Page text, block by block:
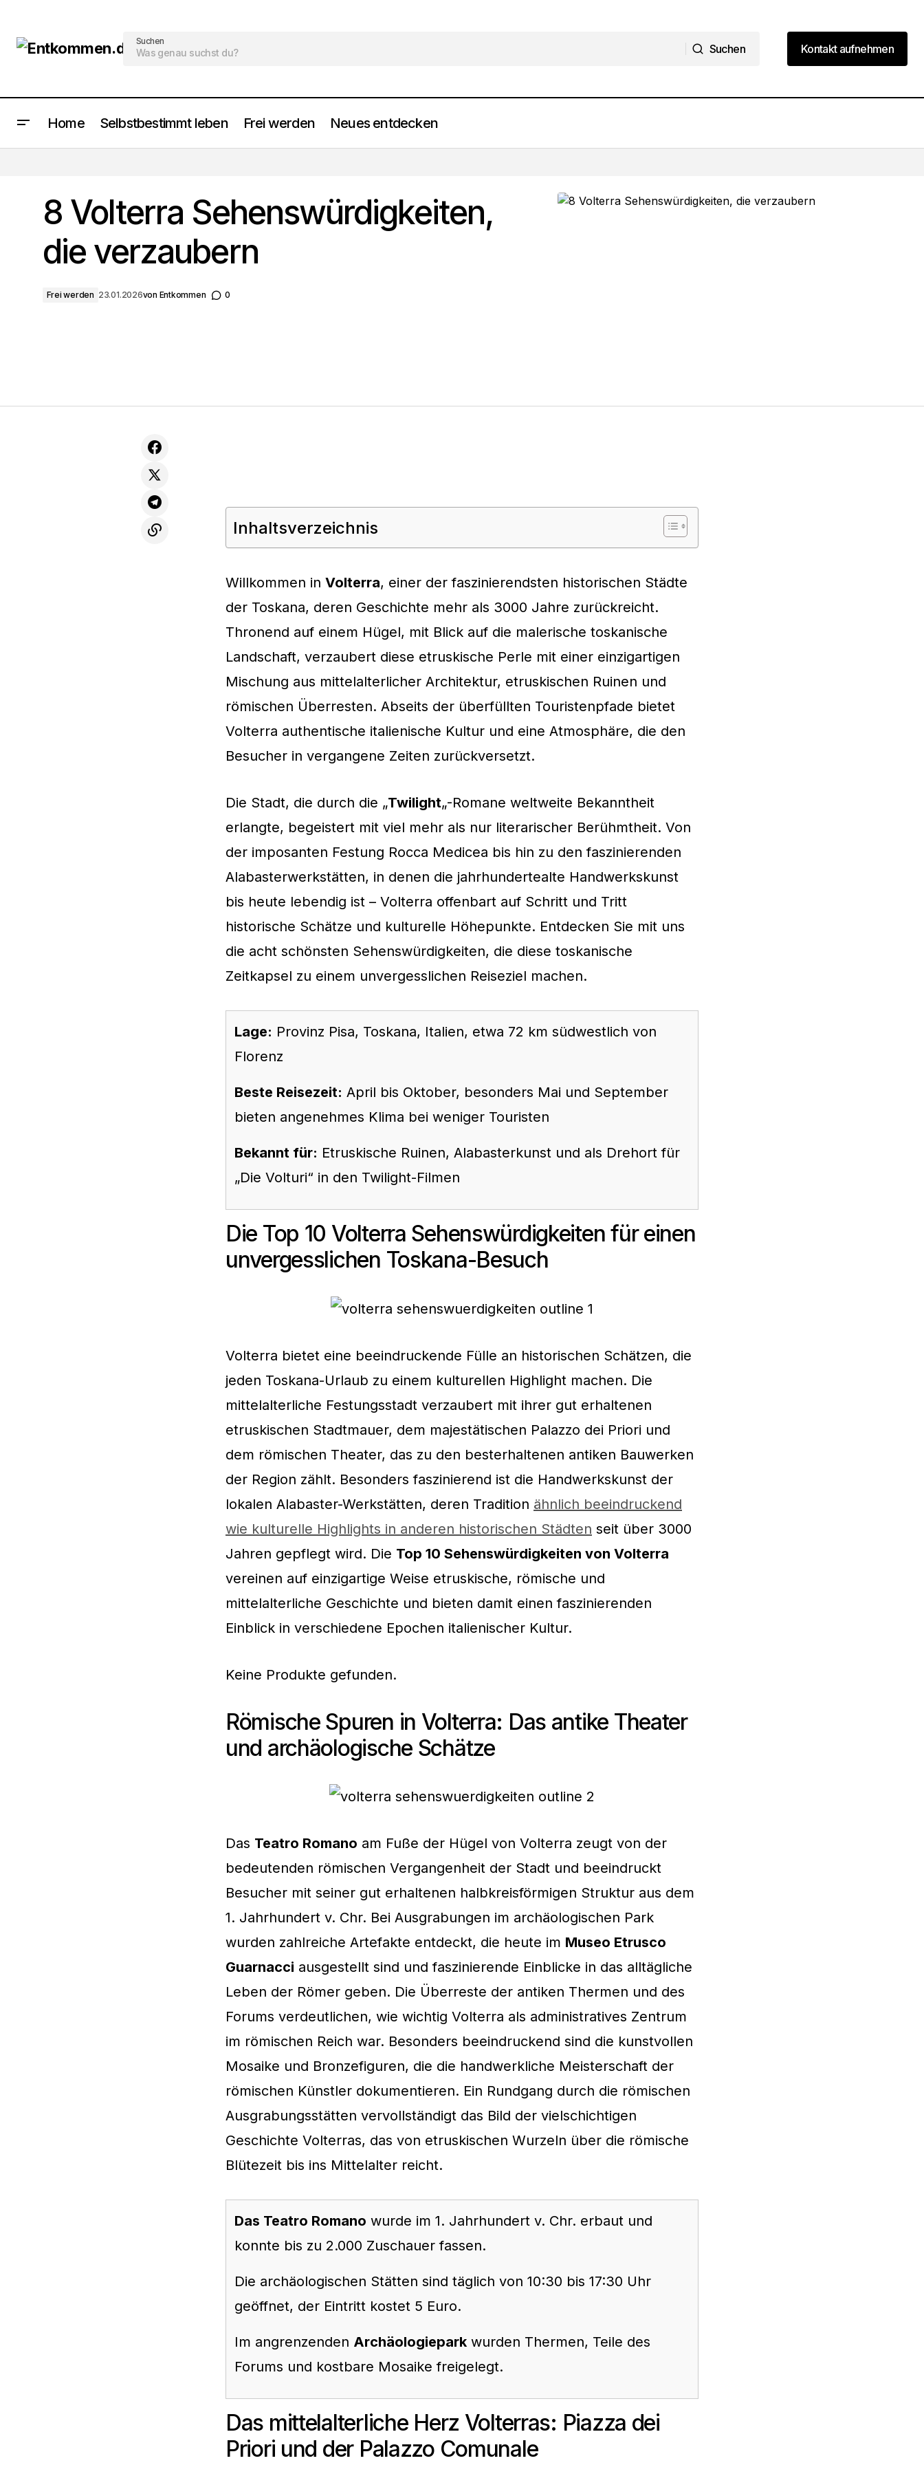
Suchen
Suchen
Kontakt aufnehmen
Kontakt aufnehmen
Home Selbstbestimmt leben Frei werden Neues entdecken
8 Volterra Sehenswürdigkeiten,
die verzaubern
Frei werden 23.01.2026von Entkommen 0
Inhaltsverzeichnis
Willkommen in Volterra, einer der faszinierendsten historischen Städte
der Toskana, deren Geschichte mehr als 3000 Jahre zurückreicht.
Thronend auf einem Hügel, mit Blick auf die malerische toskanische
Landschaft, verzaubert diese etruskische Perle mit einer einzigartigen
Mischung aus mittelalterlicher Architektur, etruskischen Ruinen und
römischen Überresten. Abseits der überfüllten Touristenpfade bietet
Volterra authentische italienische Kultur und eine Atmosphäre, die den
Besucher in vergangene Zeiten zurückversetzt.
Die Stadt, die durch die „Twilight„-Romane weltweite Bekanntheit
erlangte, begeistert mit viel mehr als nur literarischer Berühmtheit. Von
der imposanten Festung Rocca Medicea bis hin zu den faszinierenden
Alabasterwerkstätten, in denen die jahrhundertealte Handwerkskunst
bis heute lebendig ist – Volterra offenbart auf Schritt und Tritt
historische Schätze und kulturelle Höhepunkte. Entdecken Sie mit uns
die acht schönsten Sehenswürdigkeiten, die diese toskanische
Zeitkapsel zu einem unvergesslichen Reiseziel machen.
Lage: Provinz Pisa, Toskana, Italien, etwa 72 km südwestlich von
Florenz
Beste Reisezeit: April bis Oktober, besonders Mai und September
bieten angenehmes Klima bei weniger Touristen
Bekannt für: Etruskische Ruinen, Alabasterkunst und als Drehort für
„Die Volturi“ in den Twilight-Filmen
Die Top 10 Volterra Sehenswürdigkeiten für einen
unvergesslichen Toskana-Besuch
Volterra bietet eine beeindruckende Fülle an historischen Schätzen, die
jeden Toskana-Urlaub zu einem kulturellen Highlight machen. Die
mittelalterliche Festungsstadt verzaubert mit ihrer gut erhaltenen
etruskischen Stadtmauer, dem majestätischen Palazzo dei Priori und
dem römischen Theater, das zu den besterhaltenen antiken Bauwerken
der Region zählt. Besonders faszinierend ist die Handwerkskunst der
lokalen Alabaster-Werkstätten, deren Tradition ähnlich beeindruckend
wie kulturelle Highlights in anderen historischen Städten seit über 3000
Jahren gepflegt wird. Die Top 10 Sehenswürdigkeiten von Volterra
vereinen auf einzigartige Weise etruskische, römische und
mittelalterliche Geschichte und bieten damit einen faszinierenden
Einblick in verschiedene Epochen italienischer Kultur.
Keine Produkte gefunden.
Römische Spuren in Volterra: Das antike Theater
und archäologische Schätze
Das Teatro Romano am Fuße der Hügel von Volterra zeugt von der
bedeutenden römischen Vergangenheit der Stadt und beeindruckt
Besucher mit seiner gut erhaltenen halbkreisförmigen Struktur aus dem
1. Jahrhundert v. Chr. Bei Ausgrabungen im archäologischen Park
wurden zahlreiche Artefakte entdeckt, die heute im Museo Etrusco
Guarnacci ausgestellt sind und faszinierende Einblicke in das alltägliche
Leben der Römer geben. Die Überreste der antiken Thermen und des
Forums verdeutlichen, wie wichtig Volterra als administratives Zentrum
im römischen Reich war. Besonders beeindruckend sind die kunstvollen
Mosaike und Bronzefiguren, die die handwerkliche Meisterschaft der
römischen Künstler dokumentieren. Ein Rundgang durch die römischen
Ausgrabungsstätten vervollständigt das Bild der vielschichtigen
Geschichte Volterras, das von etruskischen Wurzeln über die römische
Blütezeit bis ins Mittelalter reicht.
Das Teatro Romano wurde im 1. Jahrhundert v. Chr. erbaut und
konnte bis zu 2.000 Zuschauer fassen.
Die archäologischen Stätten sind täglich von 10:30 bis 17:30 Uhr
geöffnet, der Eintritt kostet 5 Euro.
Im angrenzenden Archäologiepark wurden Thermen, Teile des
Forums und kostbare Mosaike freigelegt.
Das mittelalterliche Herz Volterras: Piazza dei
Priori und der Palazzo Comunale